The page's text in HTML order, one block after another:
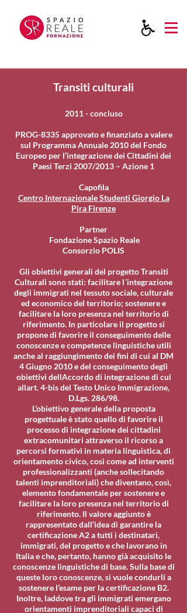
Transiti culturali
2011 - concluso
PROG-8335 approvato e finanziato a valere
sul Programma Annuale 2010 del Fondo
Europeo per l’integrazione dei Cittadini dei
Paesi Terzi 2007/2013 – Azione 1
Capofila
Centro Internazionale Studenti Giorgio La
Pira Firenze
Partner
Fondazione Spazio Reale
Consorzio POLIS
Gli obiettivi generali del progetto Transiti
Culturali sono stati: facilitare l´integrazione
degli immigrati nel tessuto sociale, culturale
ed economico del territorio; sostenere e
facilitare la loro presenza nel territorio di
riferimento. In particolare il progetto si
propone di favorire il conseguimento delle
conoscenze e competenze linguistiche utili
anche al raggiungimento dei fini di cui al DM
4 Giugno 2010 e del conseguimento degli
obiettivi dellAccordo di integrazione di cui
allart. 4-bis del Testo Unico Immigrazione,
D.Lgs. 286/98.
L’obiettivo generale della proposta
progettuale è stato quello di favorire il
processo di integrazione dei cittadini
extracomunitari attraverso il ricorso a
percorsi formativi in materia linguistica, di
orientamento civico, così come ad interventi
professionalizzanti (anche sollecitando
talenti imprenditoriali) che diventano, così,
elemento fondamentale per sostenere e
facilitare la loro presenza nel territorio di
riferimento. Il valore aggiunto è
rappresentato dall’idea di garantire la
certificazione A2 a tutti i destinatari,
immigrati, del progetto e che lavorano in
Italia e che, pertanto, hanno già acquisito le
conoscenze linguistiche di base. Sulla base di
queste loro conoscenze, si vuole condurli a
sostenere l’esame per la certificazione B2.
Inoltre, laddove tra gli immigrati emergano
orientamenti imprenditoriali capaci di